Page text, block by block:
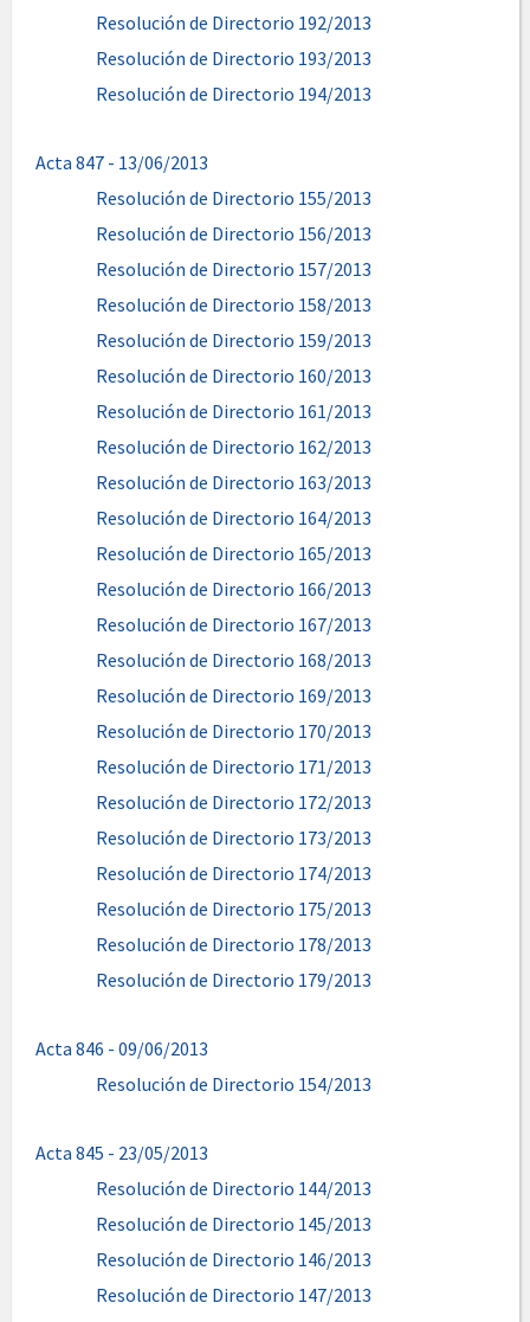
Resolución de Directorio 192/2013
Resolución de Directorio 193/2013
Resolución de Directorio 194/2013
Acta 847 - 13/06/2013
Resolución de Directorio 155/2013
Resolución de Directorio 156/2013
Resolución de Directorio 157/2013
Resolución de Directorio 158/2013
Resolución de Directorio 159/2013
Resolución de Directorio 160/2013
Resolución de Directorio 161/2013
Resolución de Directorio 162/2013
Resolución de Directorio 163/2013
Resolución de Directorio 164/2013
Resolución de Directorio 165/2013
Resolución de Directorio 166/2013
Resolución de Directorio 167/2013
Resolución de Directorio 168/2013
Resolución de Directorio 169/2013
Resolución de Directorio 170/2013
Resolución de Directorio 171/2013
Resolución de Directorio 172/2013
Resolución de Directorio 173/2013
Resolución de Directorio 174/2013
Resolución de Directorio 175/2013
Resolución de Directorio 178/2013
Resolución de Directorio 179/2013
Acta 846 - 09/06/2013
Resolución de Directorio 154/2013
Acta 845 - 23/05/2013
Resolución de Directorio 144/2013
Resolución de Directorio 145/2013
Resolución de Directorio 146/2013
Resolución de Directorio 147/2013